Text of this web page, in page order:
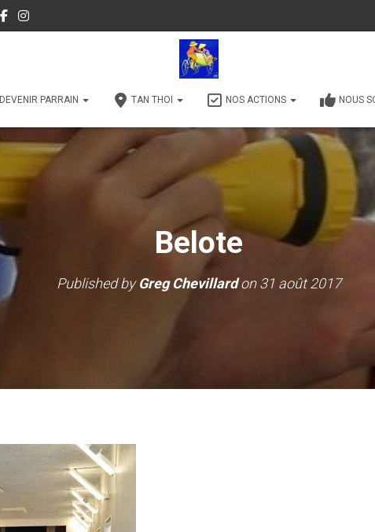
DEVENIR PARRAIN TAN THOI NOS ACTIONS NOUS
Belote
Published byGreg Chevillardon31 août 2017